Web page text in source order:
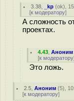
3.38 _kp (ok),
[к модератору]
А сложность
проектах.
4.43 ,Аноним
[к модератору
Это ложь.
2.5 ,Аноним (5),
[к модератору]